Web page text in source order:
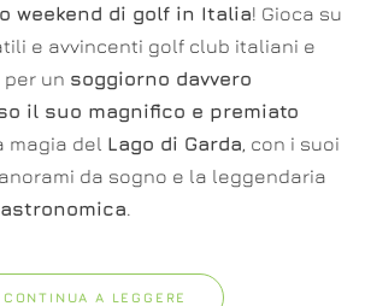
weekend di golf in Italia! Gioca su
e avvincenti golf club italiani e
per un soggiorno davvero
il suo magnifico e premiato
magia del Lago di Garda, con i suoi
da sogno e la leggendaria
.
CONTINUA A LEGGERE